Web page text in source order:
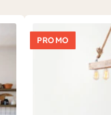
PROMO